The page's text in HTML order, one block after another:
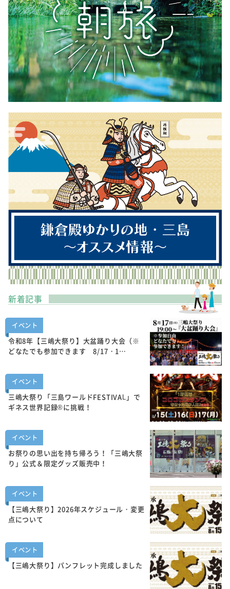
新着記事
イベント
令和8年【三嶋大祭り】大盆踊り大会（※
どなたでも参加できます 8/17・1…
イベント
三嶋大祭り「三島ワールドFESTIVAL」で
ギネス世界記録®に挑戦！
イベント
お祭りの思い出を持ち帰ろう！「三嶋大祭
り」公式＆限定グッズ販売中！
イベント
【三嶋大祭り】2026年スケジュール・変更
点について
イベント
【三嶋大祭り】パンフレット完成しました